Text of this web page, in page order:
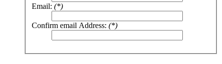
Email: (*)
Confirm email Address: (*)